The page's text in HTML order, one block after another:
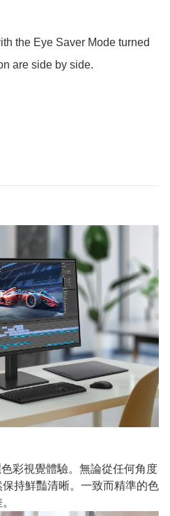
the Eye Saver Mode turned
are side by side.
彩視覺體驗。無論從任何角度
持鮮豔清晰。一致而精準的色